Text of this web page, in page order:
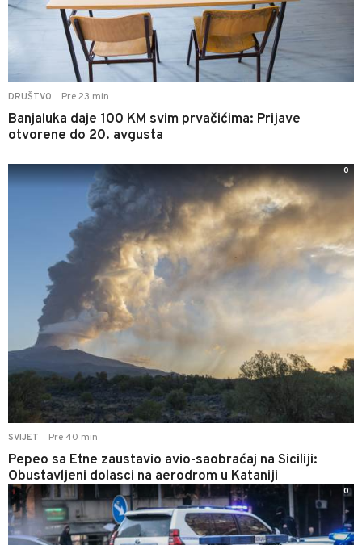
DRUŠTVO Pre 23 min
Banjaluka daje 100 KM svim prvačićima: Prijave
otvorene do 20. avgusta
SVIJET Pre 40 min
Pepeo sa Etne zaustavio avio-saobraćaj na Siciliji:
Obustavljeni dolasci na aerodrom u Kataniji
0
0